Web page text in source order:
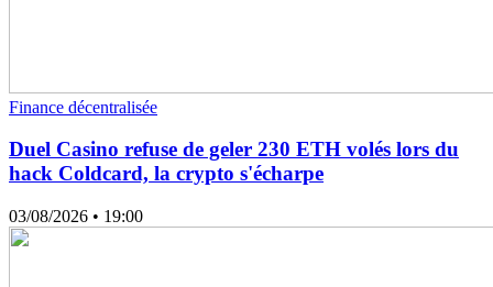
Finance décentralisée
Duel Casino refuse de geler 230 ETH volés lors du
hack Coldcard, la crypto s'écharpe
03/08/2026 • 19:00